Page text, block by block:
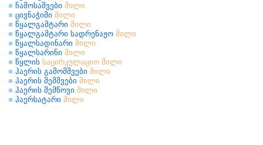
ჩამოსაშვები მილი
ცივნაჭიმი მილი
წყალგამტარი მილი
წყალგამტარი სადრენაჟო მილი
წყალსადინარი მილი
წყალსარინი მილი
წყლის საცირკულაციო მილი
ჰაერის გამომშვები მილი
ჰაერის შემშვები მილი
ჰაერის შემწოვი მილი
ჰაერსატარი მილი